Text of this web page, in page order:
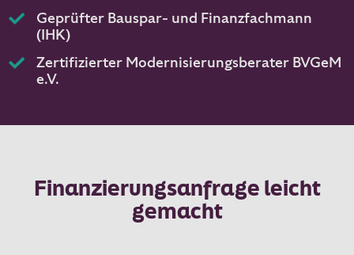
Geprüfter Bauspar- und Finanzfachmann
(IHK)
Zertifizierter Modernisierungsberater BVGeM
e.V.
Finanzierungsanfrage leicht
gemacht